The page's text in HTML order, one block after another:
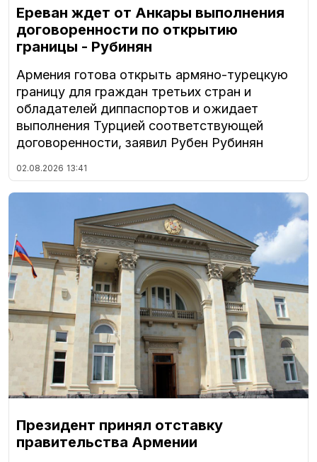
Ереван ждет от Анкары выполнения
договоренности по открытию
границы - Рубинян
Армения готова открыть армяно-турецкую
границу для граждан третьих стран и
обладателей диппаспортов и ожидает
выполнения Турцией соответствующей
договоренности, заявил Рубен Рубинян
02.08.2026 13:41
Президент принял отставку
правительства Армении